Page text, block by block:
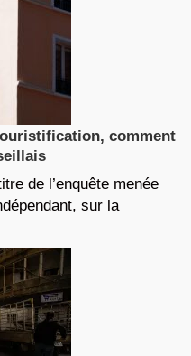
comment
de l’enquête menée
sur la